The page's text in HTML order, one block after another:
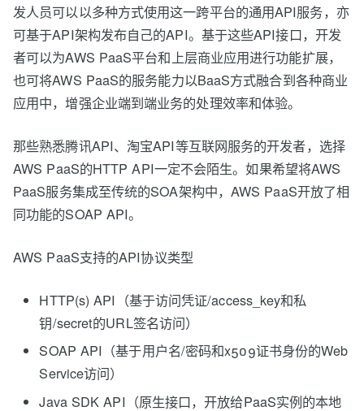
发人员可以以多种方式使用这一跨平台的通用API服务，亦
可基于API架构发布自己的API。基于这些API接口，开发
者可以为AWS PaaS平台和上层商业应用进行功能扩展，
也可将AWS PaaS的服务能力以BaaS方式融合到各种商业
应用中，增强企业端到端业务的处理效率和体验。
那些熟悉腾讯API、淘宝API等互联网服务的开发者，选择
AWS PaaS的HTTP API一定不会陌生。如果希望将AWS
PaaS服务集成至传统的SOA架构中，AWS PaaS开放了相
同功能的SOAP API。
AWS PaaS支持的API协议类型
HTTP(s) API（基于访问凭证/access_key和私
钥/secret的URL签名访问）
SOAP API（基于用户名/密码和x509证书身份的Web
Service访问）
Java SDK API（原生接口，开放给PaaS实例的本地